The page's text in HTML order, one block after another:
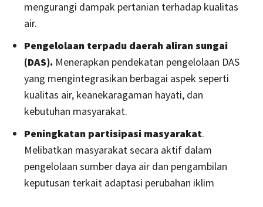
mengurangi dampak pertanian terhadap kualitas
air.
Pengelolaan terpadu daerah aliran sungai
(DAS). Menerapkan pendekatan pengelolaan DAS
yang mengintegrasikan berbagai aspek seperti
kualitas air, keanekaragaman hayati, dan
kebutuhan masyarakat.
Peningkatan partisipasi masyarakat.
Melibatkan masyarakat secara aktif dalam
pengelolaan sumber daya air dan pengambilan
keputusan terkait adaptasi perubahan iklim